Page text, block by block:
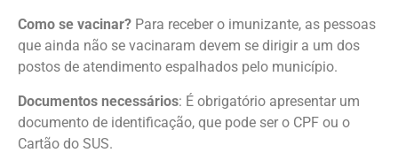
Como se vacinar? Para receber o imunizante, as pessoas
que ainda não se vacinaram devem se dirigir a um dos
postos de atendimento espalhados pelo município.
Documentos necessários: É obrigatório apresentar um
documento de identificação, que pode ser o CPF ou o
Cartão do SUS.